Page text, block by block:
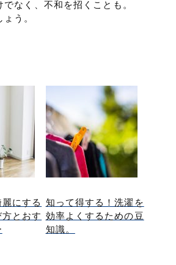
なく、不和を招くことも。
う。
にする
とおす
知って得する！洗濯を
効率よくするための豆
知識。